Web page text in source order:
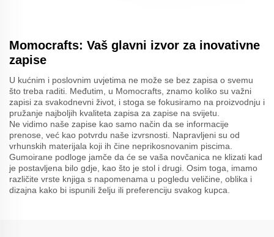
Momocrafts: Vaš glavni izvor za inovativne
zapise
U kućnim i poslovnim uvjetima ne može se bez zapisa o svemu
što treba raditi. Međutim, u Momocrafts, znamo koliko su važni
zapisi za svakodnevni život, i stoga se fokusiramo na proizvodnju i
pružanje najboljih kvaliteta zapisa za zapise na svijetu.
Ne vidimo naše zapise kao samo način da se informacije
prenose, već kao potvrdu naše izvrsnosti. Napravljeni su od
vrhunskih materijala koji ih čine neprikosnovanim piscima.
Gumoirane podloge jamče da će se vaša novčanica ne klizati kad
je postavljena bilo gdje, kao što je stol i drugi. Osim toga, imamo
različite vrste knjiga s napomenama u pogledu veličine, oblika i
dizajna kako bi ispunili želju ili preferenciju svakog kupca.